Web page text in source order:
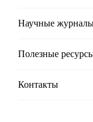
Научные
Полезные
Контакты